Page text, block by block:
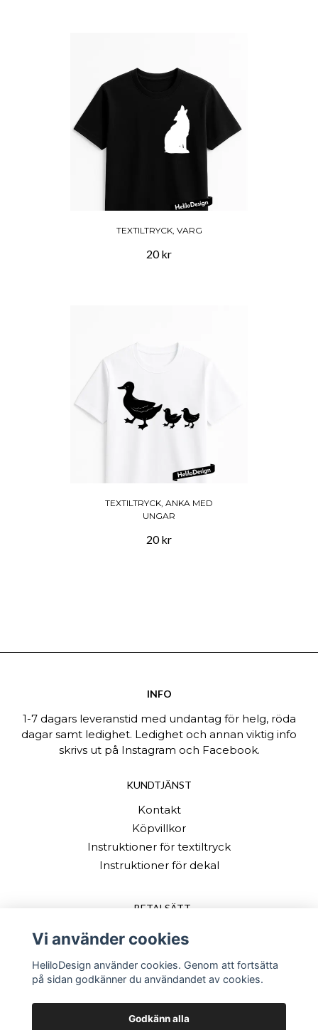
TEXTILTRYCK, VARG
20 kr
TEXTILTRYCK, ANKA MED
UNGAR
20 kr
INFO
1-7 dagars leveranstid med undantag för helg, röda
dagar samt ledighet. Ledighet och annan viktig info
skrivs ut på Instagram och Facebook.
KUNDTJÄNST
Kontakt
Köpvillkor
Instruktioner för textiltryck
Instruktioner för dekal
BETALSÄTT
Vi använder cookies
HeliloDesign använder cookies. Genom att fortsätta
på sidan godkänner du användandet av cookies.
Godkänn alla